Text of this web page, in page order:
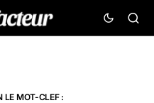
LE MOT-CLEF :